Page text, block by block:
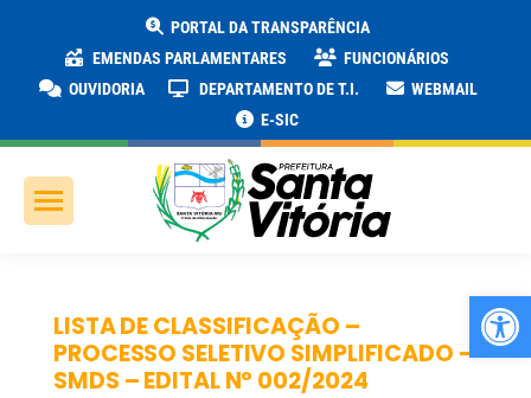
PORTAL DA TRANSPARÊNCIA
EMENDAS PARLAMENTARES
FUNCIONÁRIOS
OUVIDORIA
DEPARTAMENTO DE T.I.
WEBMAIL
E-SIC
LISTA DE CLASSIFICAÇÃO –
PROCESSO SELETIVO SIMPLIFICADO –
SMDS – EDITAL N° 002/2024